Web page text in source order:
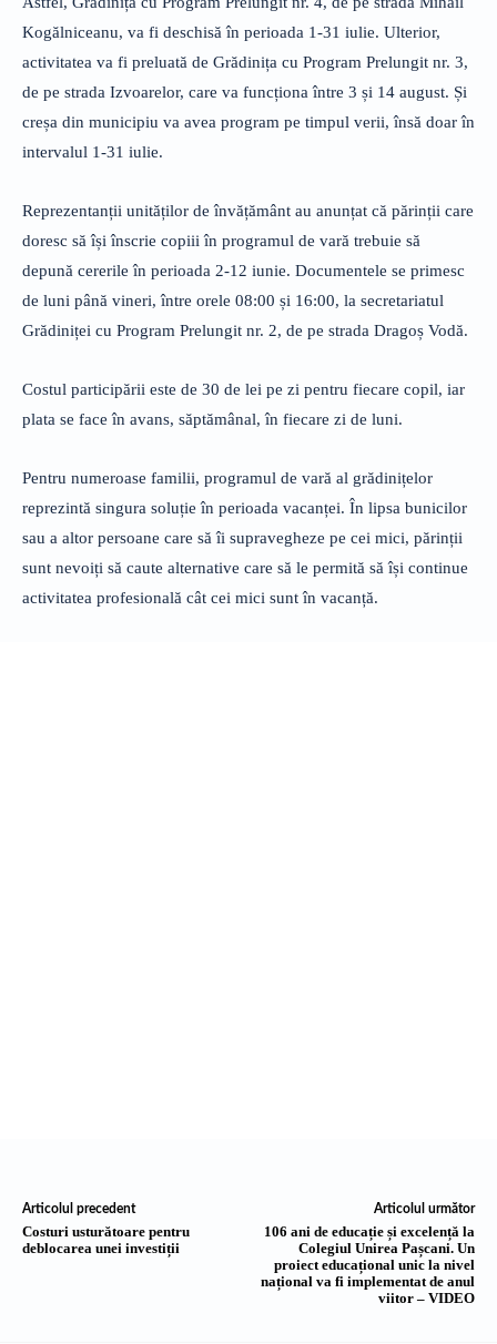
Kogălniceanu, va fi deschisă în perioada 1-31 iulie. Ulterior,
activitatea va fi preluată de Grădinița cu Program Prelungit nr. 3,
de pe strada Izvoarelor, care va funcționa între 3 și 14 august. Și
creșa din municipiu va avea program pe timpul verii, însă doar în
intervalul 1-31 iulie.
Reprezentanții unităților de învățământ au anunțat că părinții care
doresc să își înscrie copiii în programul de vară trebuie să
depună cererile în perioada 2-12 iunie. Documentele se primesc
de luni până vineri, între orele 08:00 și 16:00, la secretariatul
Grădiniței cu Program Prelungit nr. 2, de pe strada Dragoș Vodă.
Costul participării este de 30 de lei pe zi pentru fiecare copil, iar
plata se face în avans, săptămânal, în fiecare zi de luni.
Pentru numeroase familii, programul de vară al grădinițelor
reprezintă singura soluție în perioada vacanței. În lipsa bunicilor
sau a altor persoane care să îi supravegheze pe cei mici, părinții
sunt nevoiți să caute alternative care să le permită să își continue
activitatea profesională cât cei mici sunt în vacanță.
Articolul precedent
Costuri usturătoare pentru
deblocarea unei investiții
Articolul următor
106 ani de educație și excelență la
Colegiul Unirea Pașcani. Un
proiect educațional unic la nivel
național va fi implementat de anul
viitor – VIDEO